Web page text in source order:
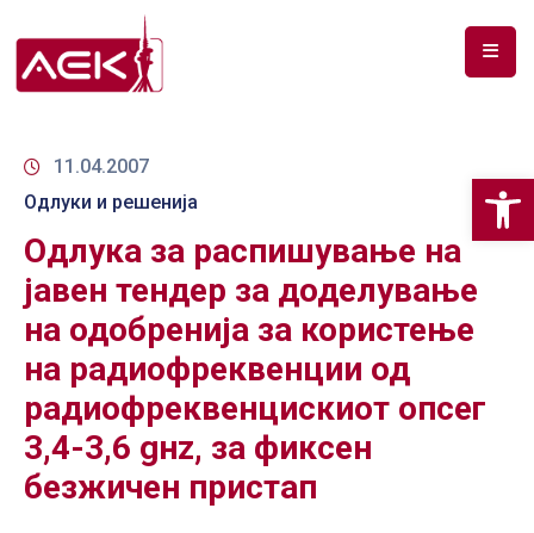
ЗА
ДОКУМЕНТИ
РФ
СПЕКТАР
ТЕЛЕКОМУНИКАЦИИ
АНАЛИЗА
НА
ПАЗАР
11.04.2007
Одлуки и решенија
Одлука за распишување на
јавен тендер за доделување
на одобренија за користење
на радиофреквенции од
радиофреквенцискиот опсег
3,4-3,6 gнz, за фиксен
безжичен пристап